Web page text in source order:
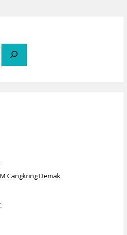
Cangkring Demak